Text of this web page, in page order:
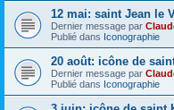
12 mai: saint Jean le
Dernier message par
Publié dans Iconographie
20 août: icône de
Dernier message par
Publié dans Iconographie